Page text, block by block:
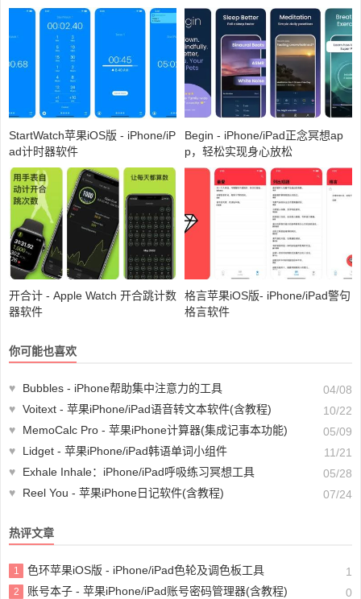
StartWatch苹果iOS版 - iPhone/iP
ad计时器软件
Begin - iPhone/iPad正念冥想ap
p，轻松实现身心放松
开合计 - Apple Watch 开合跳计数
器软件
格言苹果iOS版- iPhone/iPad警句
格言软件
你可能也喜欢
♥ Bubbles - iPhone帮助集中注意力的工具
04/08
♥ Voitext - 苹果iPhone/iPad语音转文本软件(含教程)
10/22
♥
MemoCalc Pro - 苹果iPhone计算器(集成记事本功能)
05/09
♥
Lidget - 苹果iPhone/iPad韩语单词小组件
11/21
♥
Exhale Inhale：iPhone/iPad呼吸练习冥想工具
05/28
♥
Reel You - 苹果iPhone日记软件(含教程) 07/24
热评文章
1 色环苹果iOS版 - iPhone/iPad色轮及调色板工具 1
2 账号本子 - 苹果iPhone/iPad账号密码管理器(含教程) 0